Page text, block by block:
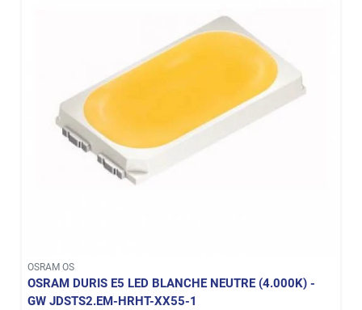
OSRAM OS
OSRAM DURIS E5 LED BLANCHE NEUTRE (4.000K) -
GW JDSTS2.EM-HRHT-XX55-1